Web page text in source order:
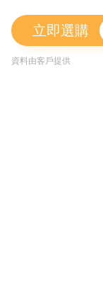
立即選購
資料由客戶提供